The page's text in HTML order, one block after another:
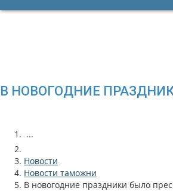
В НОВОГОДНИЕ
...
Новости
Новости таможни
В новогодние праздники было